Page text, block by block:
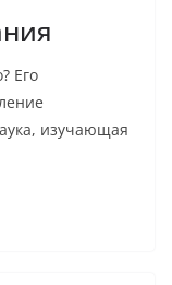
Его
изучающая